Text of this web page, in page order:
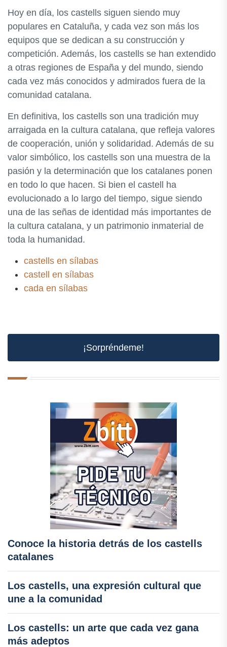
Hoy en día, los castells siguen siendo muy
populares en Cataluña, y cada vez son más los
equipos que se dedican a su construcción y
competición. Además, los castells se han extendido
a otras regiones de España y del mundo, siendo
cada vez más conocidos y admirados fuera de la
comunidad catalana.
En definitiva, los castells son una tradición muy
arraigada en la cultura catalana, que refleja valores
de cooperación, unión y solidaridad. Además de su
valor simbólico, los castells son una muestra de la
pasión y la determinación que los catalanes ponen
en todo lo que hacen. Si bien el castell ha
evolucionado a lo largo del tiempo, sigue siendo
una de las señas de identidad más importantes de
la cultura catalana, y un patrimonio inmaterial de
toda la humanidad.
castells en sílabas
castell en sílabas
cada en sílabas
¡Sorpréndeme!
Conoce la historia detrás de los castells
catalanes
Los castells, una expresión cultural que
une a la comunidad
Los castells: un arte que cada vez gana
más adeptos